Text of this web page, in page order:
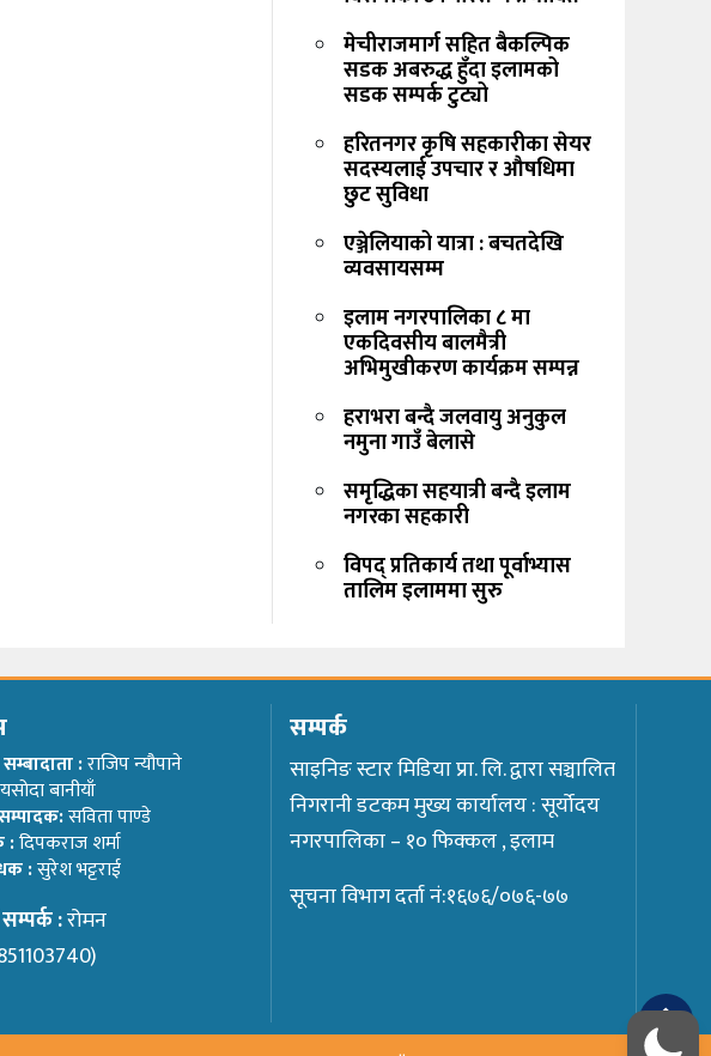
मेचीराजमार्ग सहित बैकल्पिक
सडक अबरुद्ध हुँदा इलामको
सडक सम्पर्क टुट्यो
हरितनगर कृषि सहकारीका सेयर
सदस्यलाई उपचार र औषधिमा
छुट सुविधा
एञ्जेलियाको यात्रा : बचतदेखि
व्यवसायसम्म
इलाम नगरपालिका ८ मा
एकदिवसीय बालमैत्री
अभिमुखीकरण कार्यक्रम सम्पन्न
हराभरा बन्दै जलवायु अनुकुल
नमुना गाउँ बेलासे
समृद्धिका सहयात्री बन्दै इलाम
नगरका सहकारी
विपद् प्रतिकार्य तथा पूर्वाभ्यास
तालिम इलाममा सुरु
:राजिप न्यौपाने
यसोदा बानीयाँ
सविता पाण्डे
:दिपकराज शर्मा
:सुरेश भट्टराई
:रोमन
सम्पर्क
साइनिङ स्टार मिडिया प्रा. लि. द्वारा सञ्चालित
निगरानी डटकम मुख्य कार्यालय : सूर्योदय
नगरपालिका – १० फिक्कल , इलाम
सूचना विभाग दर्ता नं:१६७६/०७६-७७
TOP